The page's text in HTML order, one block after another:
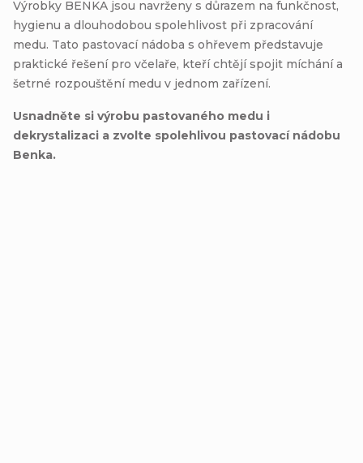
Výrobky BENKA jsou navrženy s důrazem na funkčnost,
hygienu a dlouhodobou spolehlivost při zpracování
medu. Tato pastovací nádoba s ohřevem představuje
praktické řešení pro včelaře, kteří chtějí spojit míchání a
šetrné rozpouštění medu v jednom zařízení.
Usnadněte si výrobu pastovaného medu i
dekrystalizaci a zvolte spolehlivou pastovací nádobu
Benka.